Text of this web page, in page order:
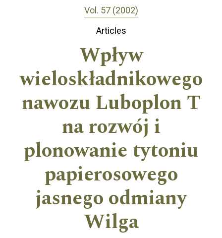
Vol. 57 (2002)
Articles
Wpływ
wieloskładnikowego
nawozu Luboplon T
na rozwój i
plonowanie tytoniu
papierosowego
jasnego odmiany
Wilga